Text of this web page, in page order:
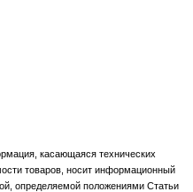
касающаяся технических
товаров, носит информационный
определяемой положениями Статьи